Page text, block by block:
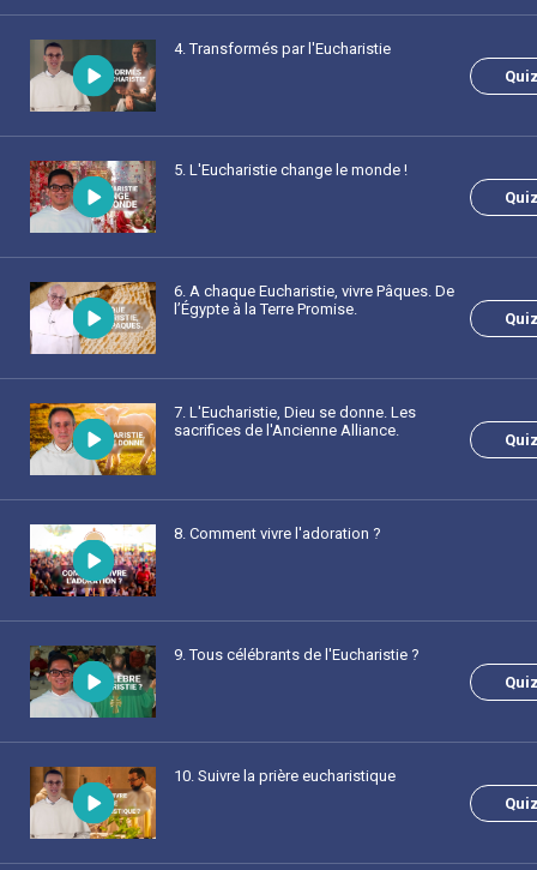
4. Transformés par l'Eucharistie
5. L'Eucharistie change le monde !
6. A chaque Eucharistie, vivre Pâques. De
l’Égypte à la Terre Promise.
7. L'Eucharistie, Dieu se donne. Les
sacrifices de l'Ancienne Alliance.
8. Comment vivre l'adoration ?
9. Tous célébrants de l'Eucharistie ?
10. Suivre la prière eucharistique